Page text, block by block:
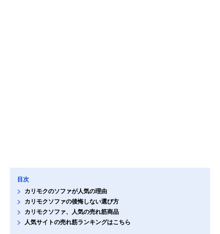
目次
カリモクのソファが人気の理由
カリモクソファの後悔しない選び方
カリモクソファ、人気の売れ筋商品
人気サイトの売れ筋ランキングはこちら